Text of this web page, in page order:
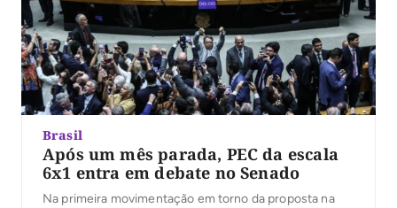
Brasil
Após um mês parada, PEC da escala
6x1 entra em debate no Senado
Na primeira movimentação em torno da proposta na